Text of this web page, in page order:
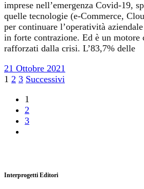
imprese nell’emergenza Covid-19,
quelle tecnologie (e-Commerce,
per continuare l’operatività
in forte contrazione. Ed è un motore
rafforzati dalla crisi. L’83,7% delle
21 Ottobre 2021
Paginazione
degli
articoli
1 2 3 Successivi
1
2
3
Interprogetti Editori